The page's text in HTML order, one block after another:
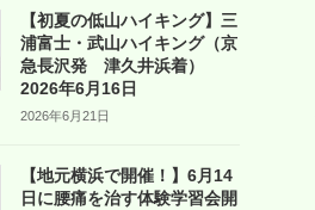
【初夏の低山ハイキング】三
浦富士・武山ハイキング（京
急長沢発 津久井浜着）
2026年6月16日
2026年6月21日
【地元横浜で開催！】6月14
日に腰痛を治す体験学習会開